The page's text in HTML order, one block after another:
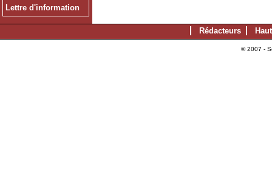
Lettre d'information
Rédacteurs
© 2007 -